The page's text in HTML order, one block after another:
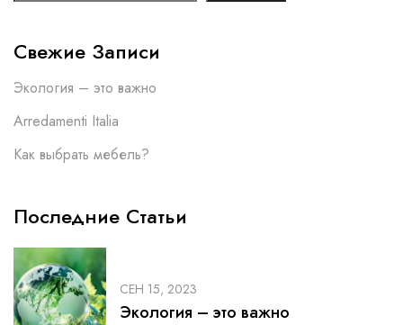
Свежие Записи
Экология – это важно
Arredamenti Italia
Как выбрать мебель?
Последние Статьи
СЕН 15, 2023
Экология – это важно